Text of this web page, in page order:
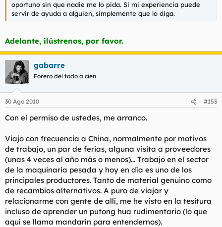
oportuno sin que nadie me lo pida. Si mi experiencia puede
servir de ayuda a alguien, simplemente que lo diga.
Adelante, ilústrenos, por favor.
gabarre
Forero del todo a cien
30 Ago 2010 #153
Con el permiso de ustedes, me arranco.
Viajo con frecuencia a China, normalmente por motivos
de trabajo, un par de ferias, alguna visita a proveedores
(unas 4 veces al año más o menos)... Trabajo en el sector
de la maquinaria pesada y hoy en día es uno de los
principales productores. Tanto de material genuino como
de recambios alternativos. A puro de viajar y
relacionarme con gente de allí, me he visto en la tesitura
incluso de aprender un putong hua rudimentario (lo que
aquí se llama mandarín para entendernos).